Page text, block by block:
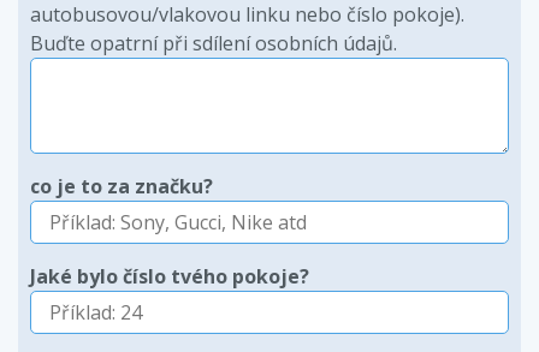
autobusovou/vlakovou linku nebo číslo pokoje).
Buďte opatrní při sdílení osobních údajů.
co je to za značku?
Jaké bylo číslo tvého pokoje?